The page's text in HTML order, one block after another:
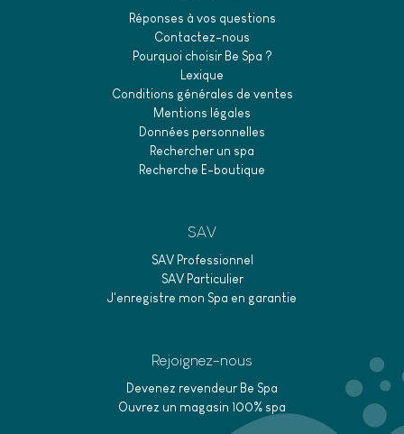
Réponses à vos questions
Contactez-nous
Pourquoi choisir Be Spa ?
Lexique
Conditions générales de ventes
Mentions légales
Données personnelles
Rechercher un spa
Recherche E-boutique
SAV
SAV Professionnel
SAV Particulier
J'enregistre mon Spa en garantie
Rejoignez-nous
Devenez revendeur Be Spa
Ouvrez un magasin 100% spa